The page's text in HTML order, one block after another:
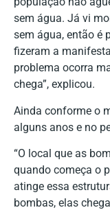
sem água. Já vi
sem água, então é
fizeram a
problema ocorra
chega”, explicou.
Ainda conforme o
alguns anos e no
“O local que as
quando começa o
atinge essa
bombas, elas